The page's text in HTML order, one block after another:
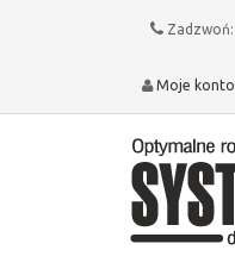
Zadzwoń:
Moje konto